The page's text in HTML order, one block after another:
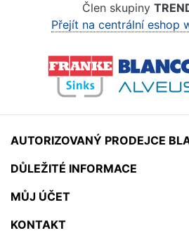
Člen skupiny
Přejít na centrální eshop
AUTORIZOVANÝ PRODEJCE
DŮLEŽITÉ INFORMACE
MŮJ ÚČET
KONTAKT